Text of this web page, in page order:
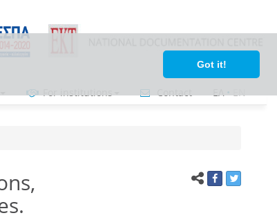
Got it!
For institutions Contact ΕΛ•ΕΝ